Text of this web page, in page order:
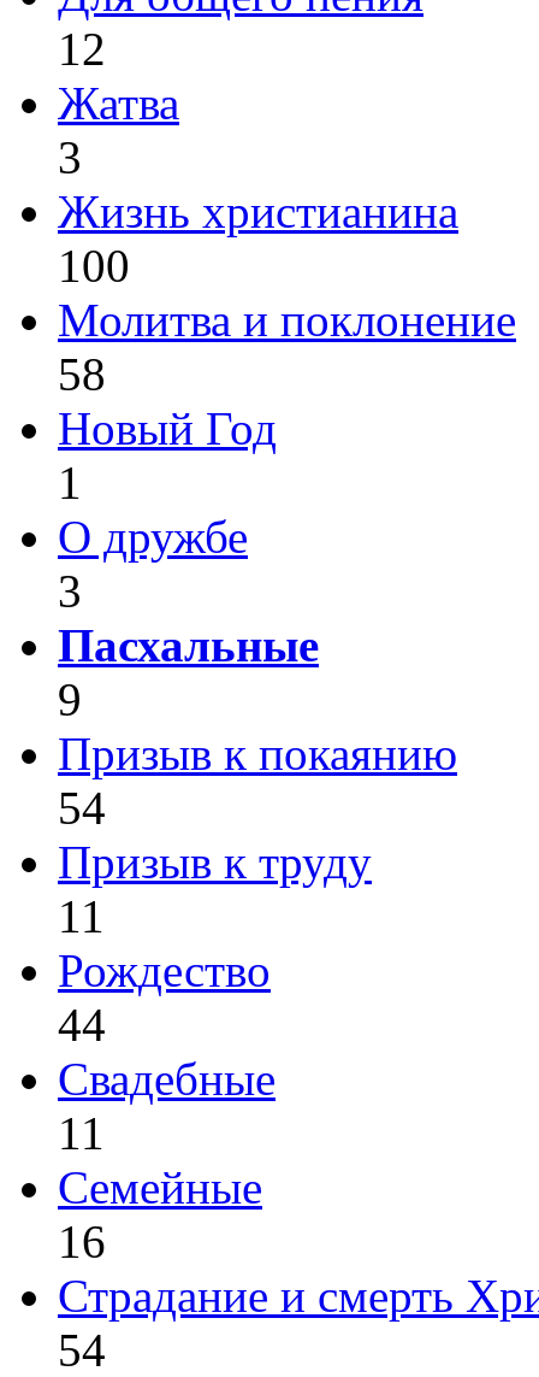
12
Жатва
3
Жизнь христианина
100
Молитва и поклонение
58
Новый Год
1
О дружбе
3
Пасхальные
9
Призыв к покаянию
54
Призыв к труду
11
Рождество
44
Свадебные
11
Семейные
16
Страдание и смерть
54